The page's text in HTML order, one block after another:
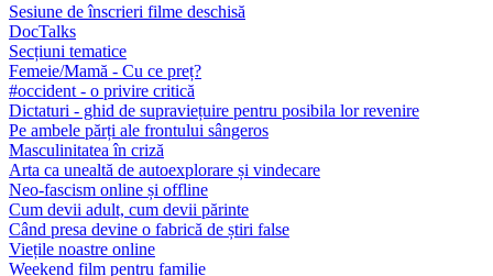
Sesiune de înscrieri filme deschisă
DocTalks
Secțiuni tematice
Femeie/Mamă - Cu ce preț?
#occident - o privire critică
Dictaturi - ghid de supraviețuire pentru posibila lor revenire
Pe ambele părți ale frontului sângeros
Masculinitatea în criză
Arta ca unealtă de autoexplorare și vindecare
Neo-fascism online și offline
Cum devii adult, cum devii părinte
Când presa devine o fabrică de știri false
Viețile noastre online
Weekend film pentru familie